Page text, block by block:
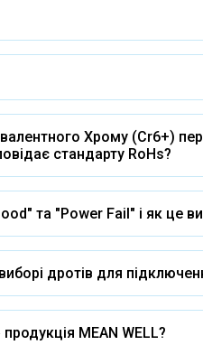
Хрому (Cr6+)
стандарту RoHs?
та "Power Fail" і як це
дротів для
MEAN WELL?